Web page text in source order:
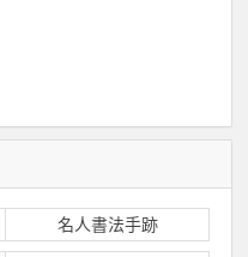
名人書法手跡